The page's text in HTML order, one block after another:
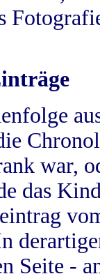
war,
das
Seite -